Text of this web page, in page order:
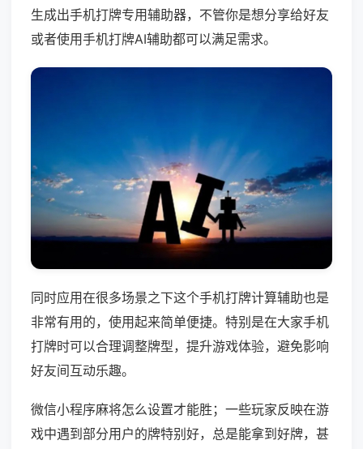
生成出手机打牌专用辅助器，不管你是想分享给好友
或者使用手机打牌AI辅助都可以满足需求。
同时应用在很多场景之下这个手机打牌计算辅助也是
非常有用的，使用起来简单便捷。特别是在大家手机
打牌时可以合理调整牌型，提升游戏体验，避免影响
好友间互动乐趣。
微信小程序麻将怎么设置才能胜；一些玩家反映在游
戏中遇到部分用户的牌特别好，总是能拿到好牌，甚